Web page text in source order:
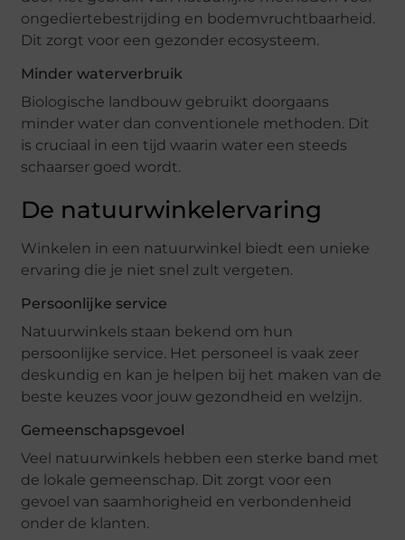
ongediertebestrijding en bodemvruchtbaarheid.
Dit zorgt voor een gezonder ecosysteem.
Minder waterverbruik
Biologische landbouw gebruikt doorgaans
minder water dan conventionele methoden. Dit
is cruciaal in een tijd waarin water een steeds
schaarser goed wordt.
De natuurwinkelervaring
Winkelen in een natuurwinkel biedt een unieke
ervaring die je niet snel zult vergeten.
Persoonlijke service
Natuurwinkels staan bekend om hun
persoonlijke service. Het personeel is vaak zeer
deskundig en kan je helpen bij het maken van de
beste keuzes voor jouw gezondheid en welzijn.
Gemeenschapsgevoel
Veel natuurwinkels hebben een sterke band met
de lokale gemeenschap. Dit zorgt voor een
gevoel van saamhorigheid en verbondenheid
onder de klanten.